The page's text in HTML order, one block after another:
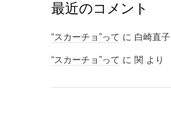
最近のコメント
“スカーチョ”って に 白崎直子
“スカーチョ”って に 関 より